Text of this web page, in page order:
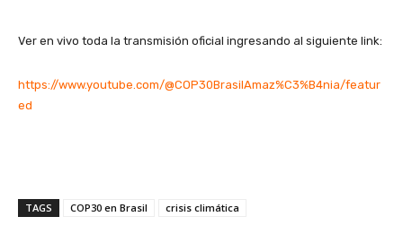
Ver en vivo toda la transmisión oficial ingresando al siguiente link:
https://www.youtube.com/@COP30BrasilAmaz%C3%B4nia/featur
ed
TAGS COP30 en Brasil crisis climática